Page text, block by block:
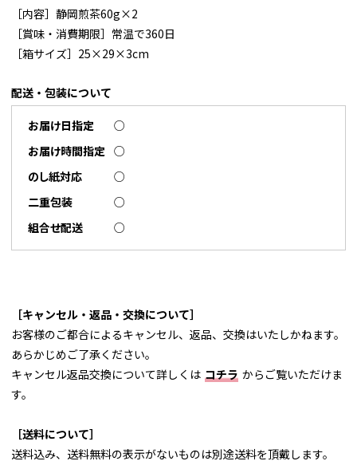
［内容］静岡煎茶60g×2
［賞味・消費期限］常温で360日
［箱サイズ］25×29×3cm
配送・包装について
お届け日指定
○
お届け時間指定 ○
のし紙対応
○
二重包装
○
組合せ配送
○
［キャンセル・返品・交換について］
お客様のご都合によるキャンセル、返品、交換はいたしかねます。
あらかじめご了承ください。
キャンセル返品交換について詳しくは コチラ からご覧いただけま
す。
［送料について］
送料込み、送料無料の表示がないものは別途送料を頂戴します。